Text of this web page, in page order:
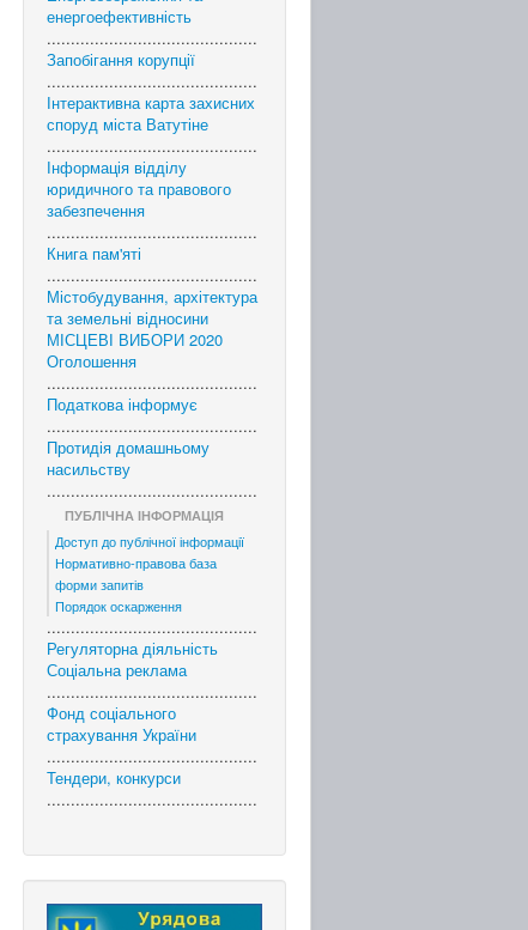
енергоефективність
............................................
Запобігання корупції
............................................
Інтерактивна карта захисних
споруд міста Ватутіне
............................................
Інформація відділу
юридичного та правового
забезпечення
............................................
Книга пам'яті
............................................
Містобудування, архітектура
та земельні відносини
МІСЦЕВІ ВИБОРИ 2020
Оголошення
............................................
Податкова інформує
............................................
Протидія домашньому
насильству
............................................
ПУБЛІЧНА ІНФОРМАЦІЯ
Доступ до публічної інформації
Нормативно-правова база
форми запитів
Порядок оскарження
............................................
Регуляторна діяльність
Соціальна реклама
............................................
Фонд соціального
страхування України
............................................
Тендери, конкурси
............................................